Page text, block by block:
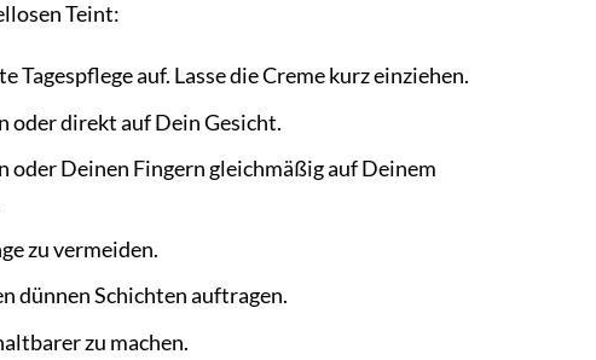
Teint:
auf. Lasse die Creme kurz einziehen.
oder direkt auf Dein Gesicht.
oder Deinen Fingern gleichmäßig auf Deinem
zu vermeiden.
dünnen Schichten auftragen.
zu machen.